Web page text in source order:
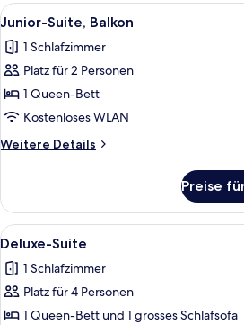
Alle
Fotos
für
Junior-
Suite,
Balkon
anzeigen
Ein
7
Junior-Suite, Balkon
1 Schlafzimmer
Platz für 2 Personen
1 Queen-Bett
Kostenloses WLAN
Weitere Details
Weitere
Suite,
Balkon
Preise
Alle
Fotos
für
Deluxe-
Suite
Ein
5
Deluxe-Suite
1 Schlafzimmer
Platz für 4 Personen
1 Queen-Bett und 1 grosses Schlafsofa